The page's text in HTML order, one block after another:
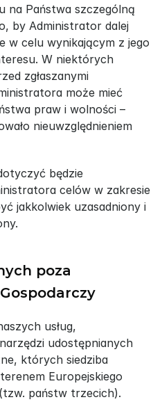
na Państwa szczególną
by Administrator dalej
w celu wynikającym z jego
W niektórych
zgłaszanymi
może mieć
praw i wolności –
nieuwzględnieniem
będzie
celów w zakresie
jakkolwiek uzasadniony i
poza
usług,
udostępnianych
których siedziba
Europejskiego
państw trzecich).